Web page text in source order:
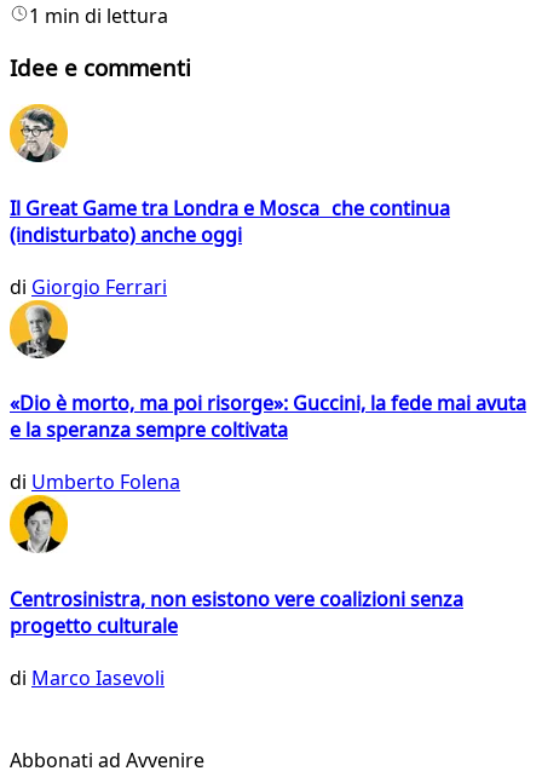
1 min di lettura
Idee e commenti
Il Great Game tra Londra e Mosca che continua
(indisturbato) anche oggi
di Giorgio Ferrari
«Dio è morto, ma poi risorge»: Guccini, la fede mai avuta
e la speranza sempre coltivata
di Umberto Folena
Centrosinistra, non esistono vere coalizioni senza
progetto culturale
di Marco Iasevoli
Abbonati ad Avvenire